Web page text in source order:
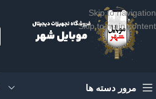
Skip to navigation
Skip to main content
مرور دسته ها